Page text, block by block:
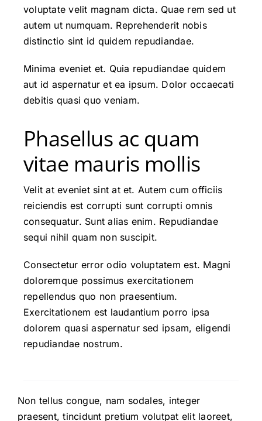
voluptate velit magnam dicta. Quae rem sed ut
autem ut numquam. Reprehenderit nobis
distinctio sint id quidem repudiandae.
Minima eveniet et. Quia repudiandae quidem
aut id aspernatur et ea ipsum. Dolor occaecati
debitis quasi quo veniam.
Phasellus ac quam
vitae mauris mollis
Velit at eveniet sint at et. Autem cum officiis
reiciendis est corrupti sunt corrupti omnis
consequatur. Sunt alias enim. Repudiandae
sequi nihil quam non suscipit.
Consectetur error odio voluptatem est. Magni
doloremque possimus exercitationem
repellendus quo non praesentium.
Exercitationem est laudantium porro ipsa
dolorem quasi aspernatur sed ipsam, eligendi
repudiandae nostrum.
Non tellus congue, nam sodales, integer
praesent, tincidunt pretium volutpat elit laoreet,